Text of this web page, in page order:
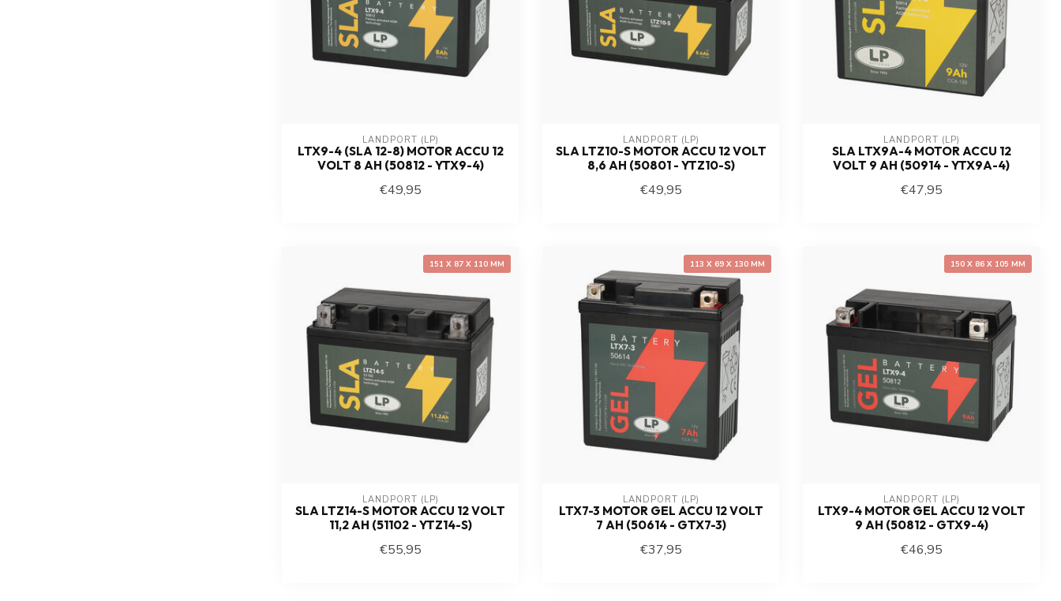
LANDPORT (LP)
LTX9-4 (SLA 12-8) MOTOR ACCU 12
VOLT 8 AH (50812 - YTX9-4)
€49,95
LANDPORT (LP)
SLA LTZ10-S MOTOR ACCU 12 VOLT
8,6 AH (50801 - YTZ10-S)
€49,95
LANDPORT (LP)
SLA LTX9A-4 MOTOR ACCU 12
VOLT 9 AH (50914 - YTX9A-4)
€47,95
151 X 87 X 110 MM
LANDPORT (LP)
SLA LTZ14-S MOTOR ACCU 12 VOLT
11,2 AH (51102 - YTZ14-S)
€55,95
113 X 69 X 130 MM
LANDPORT (LP)
LTX7-3 MOTOR GEL ACCU 12 VOLT
7 AH (50614 - GTX7-3)
€37,95
150 X 86 X 105 MM
LANDPORT (LP)
LTX9-4 MOTOR GEL ACCU 12 VOLT
9 AH (50812 - GTX9-4)
€46,95